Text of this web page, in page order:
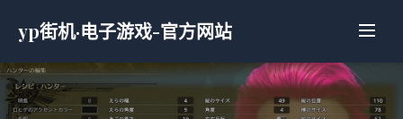
yp街机·电子游戏-官方网站